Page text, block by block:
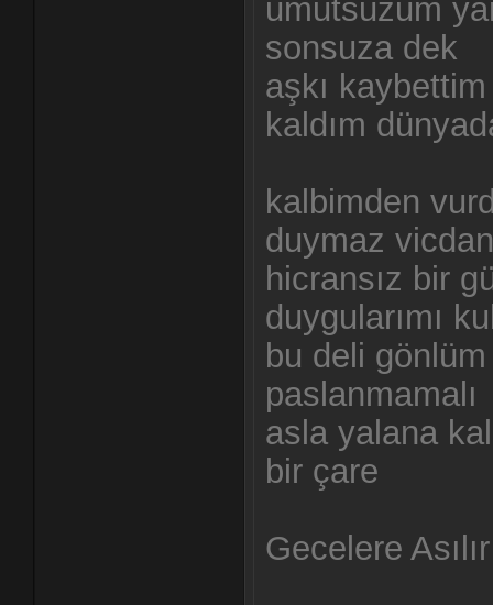
umutsuzum
sonsuza dek
aşkı
kaldım
kalbimden
duymaz
hicransız bir
duygularımı
bu deli gönlüm
paslanmamalı
asla yalana
bir çare
Gecelere Asılır